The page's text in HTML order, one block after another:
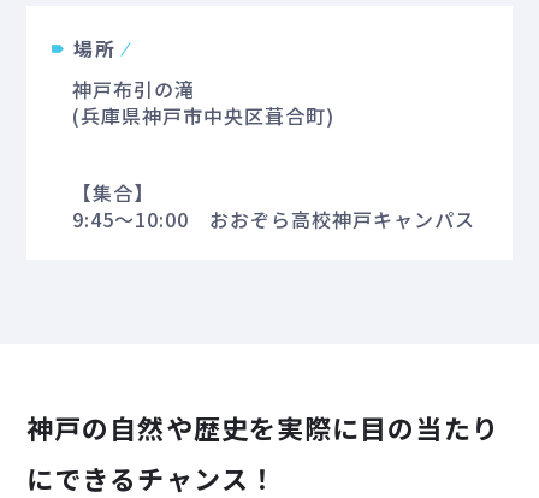
場所
神戸布引の滝
(兵庫県神戸市中央区葺合町)
【集合】
9:45～10:00 おおぞら高校神戸キャンパス
神戸の自然や歴史を実際に目の当たり
にできるチャンス！